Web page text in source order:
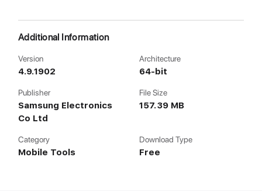
Additional Information
Version
4.9.1902
Architecture
64-bit
Publisher
Samsung Electronics
Co Ltd
File Size
157.39 MB
Category
Mobile Tools
Download Type
Free